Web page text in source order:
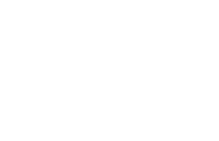
อยากวิ่งฉิวแบบไม่
จะมีเพียง 3 เส้นท
เถียงพนักงานว่าขึ้